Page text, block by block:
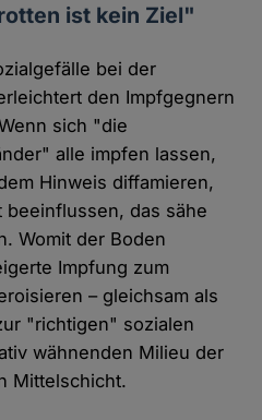
ist kein Ziel"
bei der
den Impfgegnern
sich "die
alle impfen lassen,
Hinweis diffamieren,
das sähe
Womit der Boden
Impfung zum
– gleichsam als
"richtigen" sozialen
wähnenden Milieu der
Mittelschicht.